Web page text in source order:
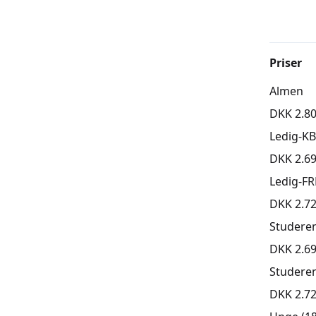
Den
det lille
sammen
Vi
Kurser
Ca. 6-
for jer,
Spørg
Priser
Almen
DKK
Ledig-
DKK
Ledig-
DKK
DKK
DKK